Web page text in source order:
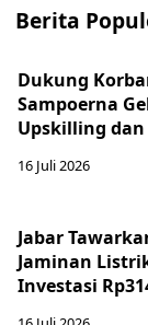
Berita
Dukung
Sampoerna
Upskilling
16 Juli 2026
Jabar
Jaminan
Investasi